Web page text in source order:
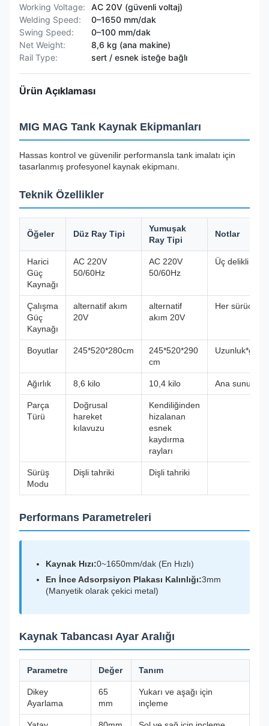
Working Voltage:
AC 20V (güvenli voltaj)
Welding Speed:
0–1650 mm/dak
Swing Speed:
0–100 mm/dak
Net Weight:
8,6 kg (ana makine)
Rail Type:
sert / esnek isteğe bağlı
Ürün Açıklaması
MIG MAG Tank Kaynak Ekipmanları
Hassas kontrol ve güvenilir performansla tank imalatı için
tasarlanmış profesyonel kaynak ekipmanı.
Teknik Özellikler
Öğeler Düz Ray Tipi
Yumuşak
Ray Tipi
Notlar
Harici
Güç
Kaynağı
AC 220V
50/60Hz
AC 220V
50/60Hz
Üç delikli
Çalışma
Güç
Kaynağı
alternatif akım
20V
alternatif
akım 20V
Her
Boyutlar 245*520*280cm
245*520*290
cm
Ağırlık 8,6 kilo 10,4 kilo Ana sunucu
Parça
Türü
Doğrusal
hareket
kılavuzu
Kendiliğinden
hizalanan
esnek
kaydırma
rayları
Sürüş
Modu
Dişli tahriki Dişli tahriki
Performans Parametreleri
Kaynak Hızı:0~1650mm/dak (En Hızlı)
En İnce Adsorpsiyon Plakası Kalınlığı:3mm
(Manyetik olarak çekici metal)
Kaynak Tabancası Ayar Aralığı
Parametre Değer Tanım
Dikey
Ayarlama
65
mm
Yukarı ve aşağı için
inçleme